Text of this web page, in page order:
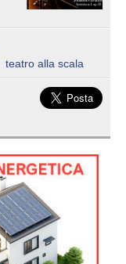
teatro alla scala